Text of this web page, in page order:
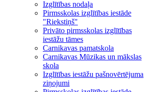
Izglītības nodaļa
Pirmsskolas izglītības iestāde
"Riekstiņš"
Privāto pirmsskolas izglītības
iestāžu tāmes
Carnikavas pamatskola
Carnikavas Mūzikas un mākslas
skola
Izglītības iestāžu pašnovērtējuma
ziņojumi